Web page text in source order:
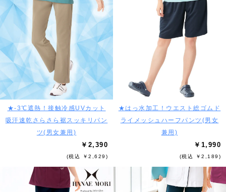
★-3℃遮熱！接触冷感UVカット
吸汗速乾さらさら裾スッキリパン
ツ(男女兼用)
￥2,390
(税込 ￥2,629)
★はっ水加工！ウエスト総ゴムド
ライメッシュハーフパンツ(男女
兼用)
￥1,990
(税込 ￥2,189)